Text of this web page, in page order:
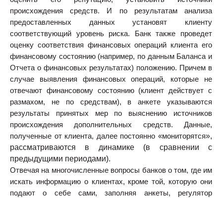
происхождения средств. И по результатам анализа
предоставленных данных установят клиенту
соответствующий уровень риска. Банк также проведет
оценку соответствия финансовых операций клиента его
финансовому состоянию (например, по данным Баланса и
Отчета о финансовых результатах) положению. Причем в
случае выявления финансовых операций, которые не
отвечают финансовому состоянию (клиент действует с
размахом, не по средствам), в анкете указываются
результаты принятых мер по выяснению источников
происхождения дополнительных средств. Данные,
полученные от клиента, далее постоянно «мониторятся»,
рассматриваются в динамике (в сравнении с
предыдущими периодами).
Отвечая на многочисленные вопросы банков о том, где им
искать информацию о клиентах, кроме той, которую они
подают о себе сами, заполняя анкеты, регулятор